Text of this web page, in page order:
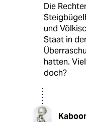
Die
und
Staat in
hatten.
doch?